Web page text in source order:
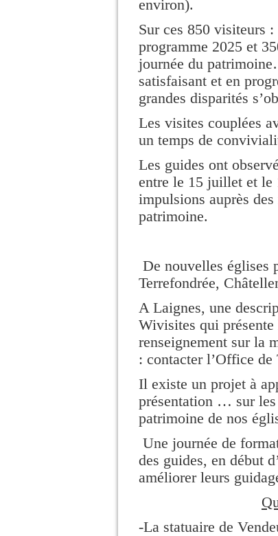
environ).
Sur ces 850 visiteurs
programme 2025 et
journée du
satisfaisant et en
grandes disparités
Les visites couplées
un temps de
Les guides ont
entre le 15 juillet et le
impulsions auprès
patrimoine.
De nouvelles églises
Terrefondrée,
A Laignes, une
Wivisites qui
renseignement sur la
: contacter l’Office de
Il existe un projet à
présentation … sur
patrimoine de nos
Une journée de
des guides, en début
améliorer leurs
-La statuaire de